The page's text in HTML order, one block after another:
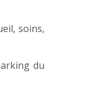
soins,
du